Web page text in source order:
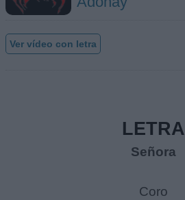
Ver vídeo con letra
LETRA
Señora
Coro